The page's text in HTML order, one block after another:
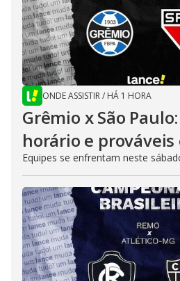
ONDE ASSISTIR/ HÁ 1 HORA
Grêmio x São
horário e prováveis
Equipes se enfrentam neste